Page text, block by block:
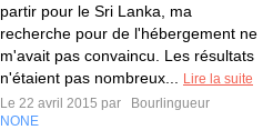
partir pour le Sri Lanka, ma
recherche pour de l'hébergement ne
m'avait pas convaincu. Les résultats
n'étaient pas nombreux...
Lire la suite
Le 22 avril 2015 par
Bourlingueur
NONE